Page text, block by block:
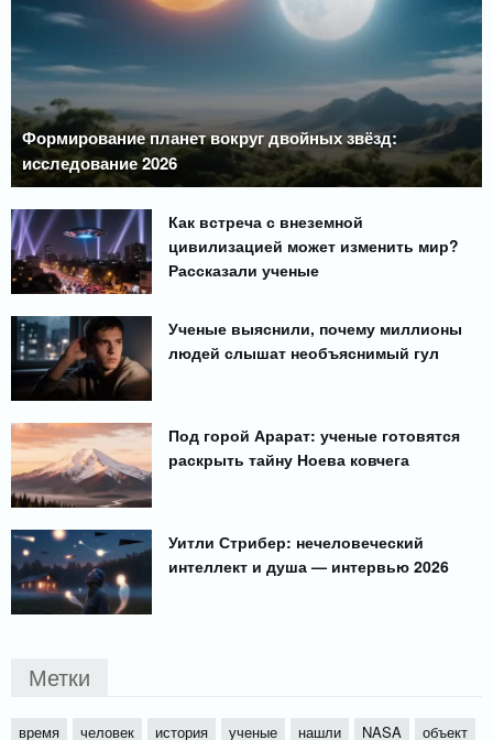
Формирование планет вокруг двойных звёзд:
исследование 2026
Как встреча с внеземной
цивилизацией может изменить мир?
Рассказали ученые
Ученые выяснили, почему миллионы
людей слышат необъяснимый гул
Под горой Арарат: ученые готовятся
раскрыть тайну Ноева ковчега
Уитли Стрибер: нечеловеческий
интеллект и душа — интервью 2026
Метки
время человек история ученые нашли NASA объект